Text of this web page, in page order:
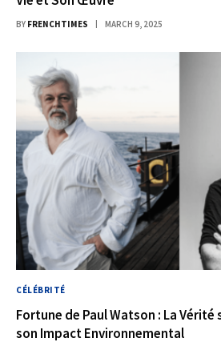
BY FRENCHTIMES MARCH 9, 2025
CÉLÉBRITÉ
Fortune de Paul Watson : La Vérité
son Impact Environnemental